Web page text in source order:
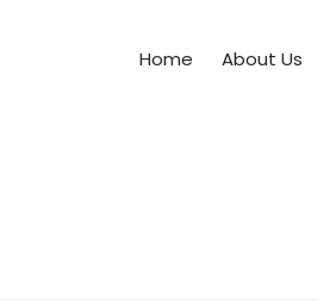
Home About Us